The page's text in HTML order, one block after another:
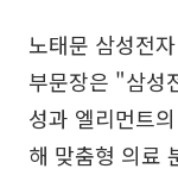
노태문 삼성전
부문장은 "삼성
성과 엘리먼트
해 맞춤형 의료